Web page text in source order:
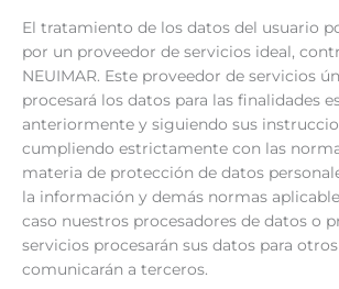
El tratamiento de los datos del usuario
por un proveedor de servicios ideal,
NEUIMAR. Este proveedor de servicios
procesará los datos para las finalidades
anteriormente y siguiendo sus
cumpliendo estrictamente con las
materia de protección de datos
la información y demás normas
caso nuestros procesadores de datos o
servicios procesarán sus datos para
comunicarán a terceros.